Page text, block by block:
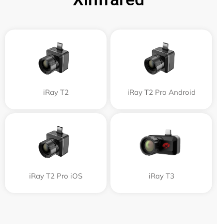
iRay T2 iRay T2 Pro Android
iRay T2 Pro iOS iRay T3